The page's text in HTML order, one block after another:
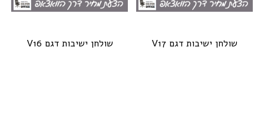
שולחן ישיבות דגם V17 שולחן ישיבות דגם V16